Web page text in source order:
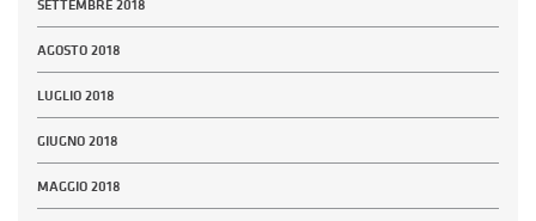
SETTEMBRE 2018
AGOSTO 2018
LUGLIO 2018
GIUGNO 2018
MAGGIO 2018